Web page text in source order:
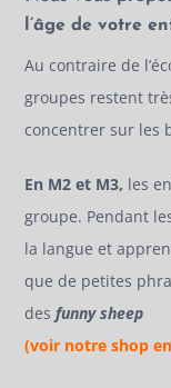
l’âge de votre
Au contraire de
groupes restent
concentrer sur les
En M2 et M3, les
groupe. Pendant
la langue et
que de petites
desfunny sheep
(voir notre shop